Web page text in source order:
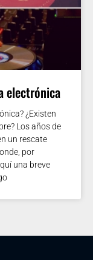
electrónica
¿Existen
Los años de
un rescate
por
una breve